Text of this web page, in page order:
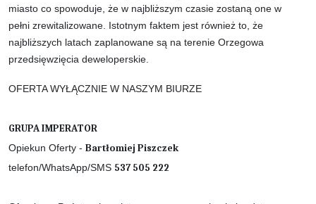
miasto co spowoduje, że w najbliższym czasie zostaną one w
pełni zrewitalizowane. Istotnym faktem jest również to, że
najbliższych latach zaplanowane są na terenie Orzegowa
przedsięwzięcia deweloperskie.
OFERTA WYŁĄCZNIE W NASZYM BIURZE
GRUPA IMPERATOR
Opiekun Oferty - Bartłomiej Piszczek
telefon/WhatsApp/SMS 537 505 222